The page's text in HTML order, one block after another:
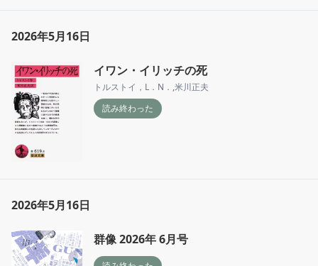
2026年5月16日
イワン・イリッチの死
トルストイ，L．N． ,米川正夫
読み終わった
2026年5月16日
群像 2026年 6月号